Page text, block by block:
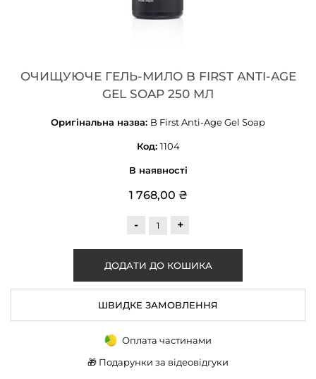
ОЧИЩУЮЧЕ ГЕЛЬ-МИЛО B FIRST ANTI-AGE
GEL SOAP 250 МЛ
Оригінальна назва: B First Anti-Age Gel Soap
Код: 1104
В наявності
1 768,00 ₴
- +
ШВИДКЕ ЗАМОВЛЕННЯ
Оплата частинами
🎁 Подарунки за відеовідгуки